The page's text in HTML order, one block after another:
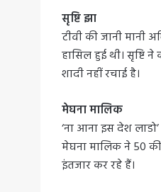
सृष्टि झा
टीवी की जानी मानी
हासिल हुई थी। सृष्टि
शादी नहीं रचाई है।
मेघना मालिक
‘ना आना इस देश
मेघना मालिक ने 50
इंतजार कर रहे हैं।